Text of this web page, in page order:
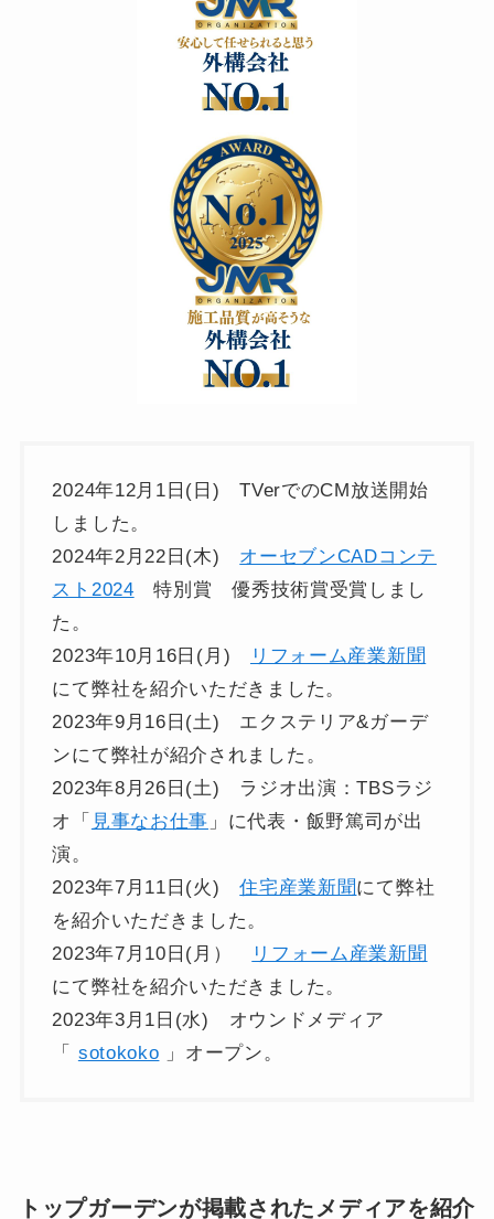
2024年12月1日(日) TVerでのCM放送開始
しました。
2024年2月22日(木) オーセブンCADコンテ
スト2024 特別賞 優秀技術賞受賞しまし
た。
2023年10月16日(月)
リフォーム産業新聞
にて弊社を紹介いただきました。
2023年9月16日(土) エクステリア&ガーデ
ンにて弊社が紹介されました。
2023年8月26日(土) ラジオ出演：TBSラジ
オ「 見事なお仕事 」に代表・飯野篤司が出
演。
2023年7月11日(火)住宅産業新聞にて弊社
を紹介いただきました。
2023年7月10日(月）
リフォーム産業新聞
にて弊社を紹介いただきました。
2023年3月1日(水) オウンドメディア
「 sotokoko 」オープン。
トップガーデンが掲載されたメディアを紹介